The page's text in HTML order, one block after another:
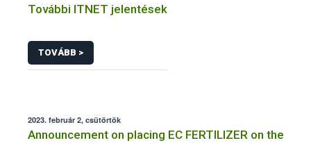
További ITNET jelentések
TOVÁBB >
2023. február 2, csütörtök
Announcement on placing EC FERTILIZER on the